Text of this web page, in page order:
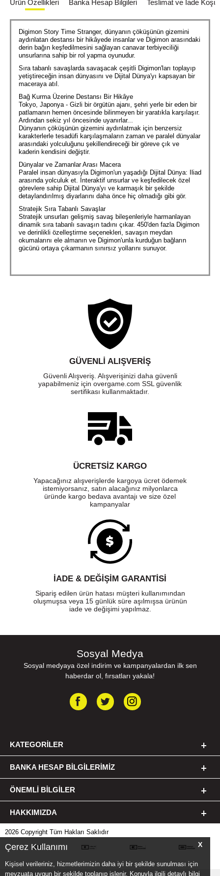
X
Çerez Kullanımı
Kişisel verileriniz, hizmetlerimizin daha iyi bir şekilde sunulması için
mevzuata uygun bir şekilde toplanıp işlenir. Konuyla ilgili detaylı bilgi
Ürün Özellikleri Banka Hesap Bilgileri Teslimat ve İade
Digimon Story Time Stranger, dünyanın çöküşünün gizemini
aydınlatan destansı bir hikâyede insanlar ve Digimon arasındaki
derin bağın keşfedilmesini sağlayan canavar terbiyeciliği
unsurlarına sahip bir rol yapma oyunudur.
Sıra tabanlı savaşlarda savaşacak çeşitli Digimon'ları toplayıp
yetiştireceğin insan dünyasını ve Dijital Dünya'yı kapsayan bir
maceraya atıl.
Bağ Kurma Üzerine Destansı Bir Hikâye
Tokyo, Japonya - Gizli bir örgütün ajanı, şehri yerle bir eden bir
patlamanın hemen öncesinde bilinmeyen bir yaratıkla karşılaşır.
Ardından sekiz yıl öncesinde uyanırlar...
Dünyanın çöküşünün gizemini aydınlatmak için benzersiz
karakterlerle tesadüfi karşılaşmaların zaman ve paralel dünyalar
arasındaki yolculuğunu şekillendireceği bir göreve çık ve
kaderin kendisini değiştir.
Dünyalar ve Zamanlar Arası Macera
Paralel insan dünyasıyla Digimon'un yaşadığı Dijital Dünya: Iliad
arasında yolculuk et. İnteraktif unsurlar ve keşfedilecek özel
görevlere sahip Dijital Dünya'yı ve karmaşık bir şekilde
detaylandırılmış diyarlarını daha önce hiç olmadığı gibi gör.
Stratejik Sıra Tabanlı Savaşlar
Stratejik unsurları gelişmiş savaş bileşenleriyle harmanlayan
dinamik sıra tabanlı savaşın tadını çıkar. 450'den fazla Digimon
ve derinlikli özelleştirme seçenekleri, savaşın meydan
okumalarını ele almanın ve Digimon'unla kurduğun bağların
gücünü ortaya çıkarmanın sınırsız yollarını sunuyor.
GÜVENLI ALIŞVERIŞ
Güvenli Alışveriş. Alışverişinizi daha güvenli
yapabilmeniz için overgame.com SSL güvenlik
sertifikası kullanmaktadır.
ÜCRETSIZ KARGO
Yapacağınız alışverişlerde kargoya ücret ödemek
istemiyorsanız, satın alacağınız milyonlarca
üründe kargo bedava avantajı ve size özel
kampanyalar
İADE & DEĞİŞİM GARANTİSİ
Sipariş edilen ürün hatası müşteri kullanımından
oluşmuşsa veya 15 günlük süre aşılmışsa ürünün
iade ve değişimi yapılmaz.
Sosyal Medya
Sosyal medyaya özel indirim ve kampanyalardan ilk sen
haberdar ol, fırsatları yakala!
KATEGORILER
BANKA HESAP BILGILERIMIZ
ÖNEMLI BILGILER
HAKKIMIZDA
2026 Copyright Tüm Hakları Saklıdır